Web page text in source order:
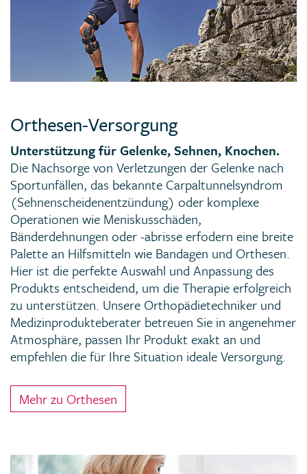
Orthesen-Versorgung
Unterstützung für Gelenke, Sehnen, Knochen.
Die Nachsorge von Verletzungen der Gelenke nach
Sportunfällen, das bekannte Carpaltunnelsyndrom
(Sehnenscheidenentzündung) oder komplexe
Operationen wie Meniskusschäden,
Bänderdehnungen oder -abrisse erfodern eine breite
Palette an Hilfsmitteln wie Bandagen und Orthesen.
Hier ist die perfekte Auswahl und Anpassung des
Produkts entscheidend, um die Therapie erfolgreich
zu unterstützen. Unsere Orthopädietechniker und
Medizinprodukteberater betreuen Sie in angenehmer
Atmosphäre, passen Ihr Produkt exakt an und
empfehlen die für Ihre Situation ideale Versorgung.
Mehr zu Orthesen